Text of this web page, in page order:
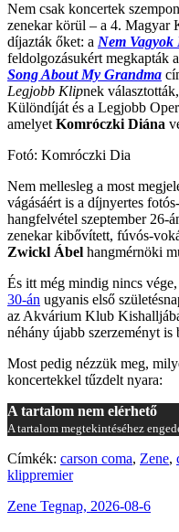
Nem csak koncertek
zenekar körül – a 4. Magyar
díjazták őket: a Nem Vagyok
feldolgozásukért megkapták
Song About My Grandma
Legjobb Klipnek
Különdíját és a Legjobb
amelyetKomróczki Diána
Fotó: Komróczki Dia
Nem mellesleg a most
vágásáért is a díjnyertes
hangfelvétel szeptember 26-
zenekar kibővített, fúvós-
Zwickl Ábel hangmérnöki
És itt még mindig nincs
30-án ugyanis első
az Akvárium Klub
néhány újabb szerzeményt is
Most pedig nézzük meg,
koncertekkel tűzdelt nyara:
A tartalom nem elérhető
A tartalom megtekintéséhez
Címkék: carson coma, Zene,
klippremier
Zene Tegnap, 2026-08-6